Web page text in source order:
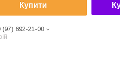
Купити
(97) 692-21-00